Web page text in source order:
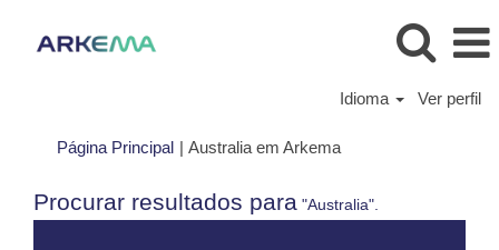
Idioma Ver perfil
Página Principal | Australia em Arkema(página
Procurar resultados para "Australia".